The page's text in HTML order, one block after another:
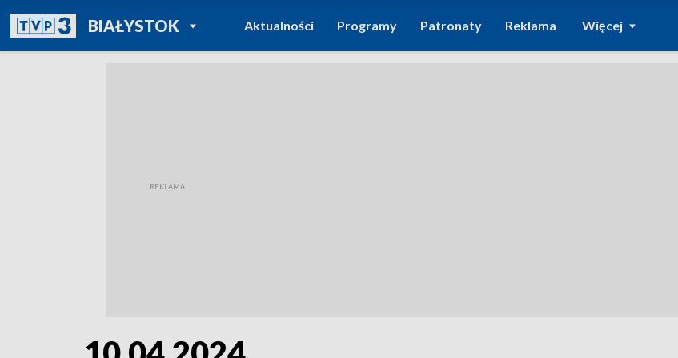
BIAŁYSTOKPOWRÓT DO
TVP REGIONY
Aktualności Programy Patronaty Reklama Więcej